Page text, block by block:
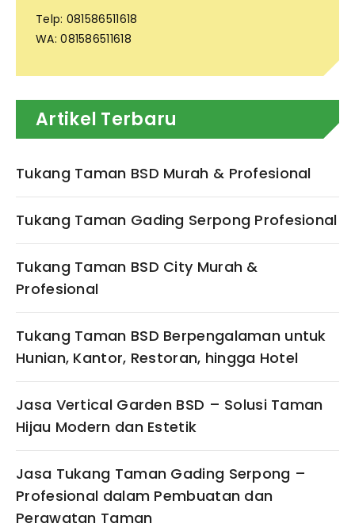
Telp: 081586511618
WA: 081586511618
Artikel Terbaru
Tukang Taman BSD Murah & Profesional
Tukang Taman Gading Serpong Profesional
Tukang Taman BSD City Murah &
Profesional
Tukang Taman BSD Berpengalaman untuk
Hunian, Kantor, Restoran, hingga Hotel
Jasa Vertical Garden BSD – Solusi Taman
Hijau Modern dan Estetik
Jasa Tukang Taman Gading Serpong –
Profesional dalam Pembuatan dan
Perawatan Taman